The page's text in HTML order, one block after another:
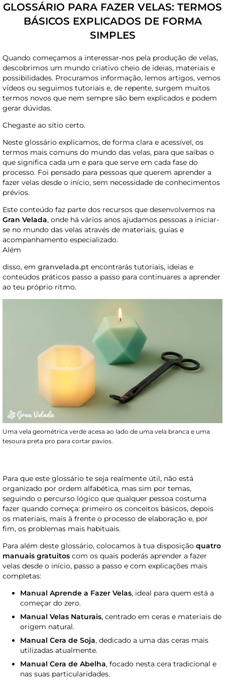
GLOSSÁRIO PARA FAZER VELAS: TERMOS
BÁSICOS EXPLICADOS DE FORMA
SIMPLES
Quando começamos a interessar-nos pela produção de velas,
descobrimos um mundo criativo cheio de ideias, materiais e
possibilidades. Procuramos informação, lemos artigos, vemos
vídeos ou seguimos tutoriais e, de repente, surgem muitos
termos novos que nem sempre são bem explicados e podem
gerar dúvidas.
Chegaste ao sítio certo.
Neste glossário explicamos, de forma clara e acessível, os
termos mais comuns do mundo das velas, para que saibas o
que significa cada um e para que serve em cada fase do
processo. Foi pensado para pessoas que querem aprender a
fazer velas desde o início, sem necessidade de conhecimentos
prévios.
Este conteúdo faz parte dos recursos que desenvolvemos na
Gran Velada, onde há vários anos ajudamos pessoas a iniciar-
se no mundo das velas através de materiais, guias e
acompanhamento especializado.
Além
disso, em granvelada.pt encontrarás tutoriais, ideias e
conteúdos práticos passo a passo para continuares a aprender
ao teu próprio ritmo.
Uma vela geométrica verde acesa ao lado de uma vela branca e uma
tesoura preta pro para cortar pavios.
Para que este glossário te seja realmente útil, não está
organizado por ordem alfabética, mas sim por temas,
seguindo o percurso lógico que qualquer pessoa costuma
fazer quando começa: primeiro os conceitos básicos, depois
os materiais, mais à frente o processo de elaboração e, por
fim, os problemas mais habituais.
Para além deste glossário, colocamos à tua disposição quatro
manuais gratuitos com os quais poderás aprender a fazer
velas desde o início, passo a passo e com explicações mais
completas:
Manual Aprende a Fazer Velas, ideal para quem está a
começar do zero.
Manual Velas Naturais, centrado em ceras e materiais de
origem natural.
Manual Cera de Soja, dedicado a uma das ceras mais
utilizadas atualmente.
Manual Cera de Abelha, focado nesta cera tradicional e
nas suas particularidades.